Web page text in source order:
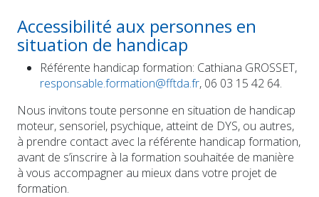
Accessibilité aux personnes en
situation de handicap
Référente handicap formation: Cathiana GROSSET,
responsable.formation@fftda.fr, 06 03 15 42 64.
Nous invitons toute personne en situation de handicap
moteur, sensoriel, psychique, atteint de DYS, ou autres,
à prendre contact avec la référente handicap formation,
avant de s’inscrire à la formation souhaitée de manière
à vous accompagner au mieux dans votre projet de
formation.